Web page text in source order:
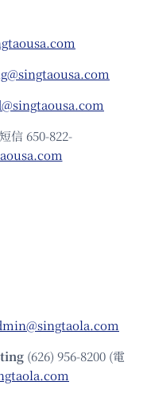
信 650-822-
(626) 956-8200 (電